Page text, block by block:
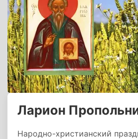
Ларион
Народно-христианский